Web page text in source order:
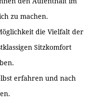
zu machen.
die Vielfalt der
Sitzkomfort
erfahren und nach